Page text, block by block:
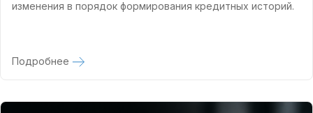
изменения в порядок формирования кредитных историй.
Подробнее